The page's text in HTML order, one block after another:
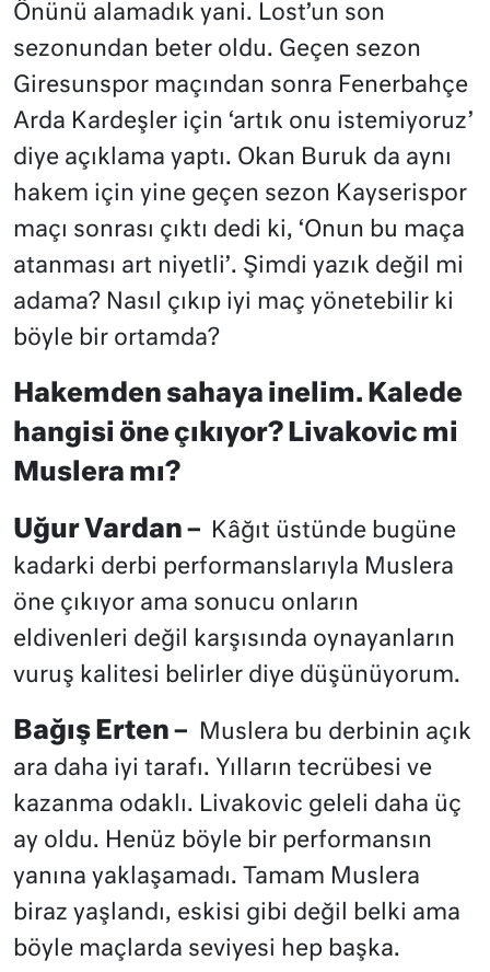
Önünü alamadık yani. Lost’un son
sezonundan beter oldu. Geçen sezon
Giresunspor maçından sonra Fenerbahçe
Arda Kardeşler için ‘artık onu istemiyoruz’
diye açıklama yaptı. Okan Buruk da aynı
hakem için yine geçen sezon Kayserispor
maçı sonrası çıktı dedi ki, ‘Onun bu maça
atanması art niyetli’. Şimdi yazık değil mi
adama? Nasıl çıkıp iyi maç yönetebilir ki
böyle bir ortamda?
Hakemden sahaya inelim. Kalede
hangisi öne çıkıyor? Livakovic mi
Muslera mı?
Uğur Vardan –
Kâğıt üstünde bugüne
kadarki derbi performanslarıyla Muslera
öne çıkıyor ama sonucu onların
eldivenleri değil karşısında oynayanların
vuruş kalitesi belirler diye düşünüyorum.
Bağış Erten – Muslera bu derbinin açık
ara daha iyi tarafı. Yılların tecrübesi ve
kazanma odaklı. Livakovic geleli daha üç
ay oldu. Henüz böyle bir performansın
yanına yaklaşamadı. Tamam Muslera
biraz yaşlandı, eskisi gibi değil belki ama
böyle maçlarda seviyesi hep başka.